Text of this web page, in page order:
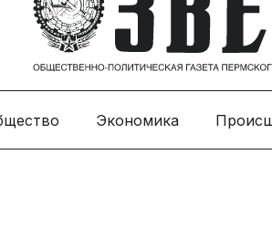
Экономика